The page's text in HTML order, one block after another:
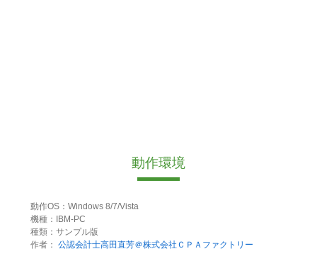
動作環境
動作OS：Windows 8/7/Vista
機種：IBM-PC
種類：サンプル版
作者： 公認会計士高田直芳＠株式会社ＣＰＡファクトリー